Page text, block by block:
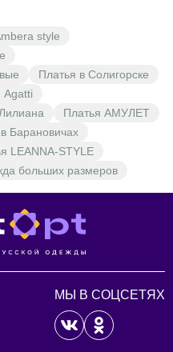
style
Платья в Солигорске
Agatti
Платья АМУЛЕТ
Барановичах
LEANNA-STYLE
больших размеров
МЫ В СОЦСЕТЯХ